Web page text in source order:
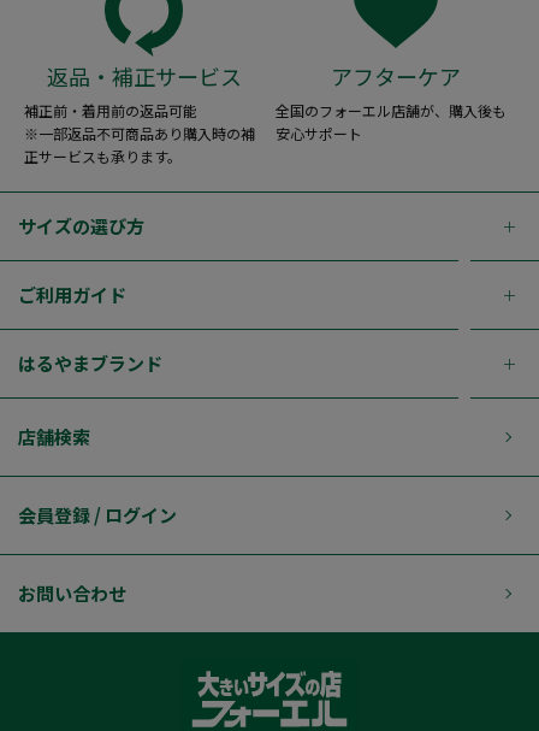
返品・補正サービス
補正前・着用前の返品可能
※一部返品不可商品あり購入時の補
正サービスも承ります。
アフターケア
全国のフォーエル店舗が、購入後も
安心サポート
サイズの選び方
ご利用ガイド
はるやまブランド
店舗検索
会員登録 / ログイン
お問い合わせ